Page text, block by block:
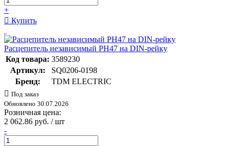
+
Купить
Расцепитель независимый РН47 на DIN-рейку
Код товара: 3589230
Артикул:
SQ0206-0198
Бренд:
TDM ELECTRIC
Под заказ
Обновлено 30.07.2026
Розничная цена:
2 062.86 руб. / шт
-